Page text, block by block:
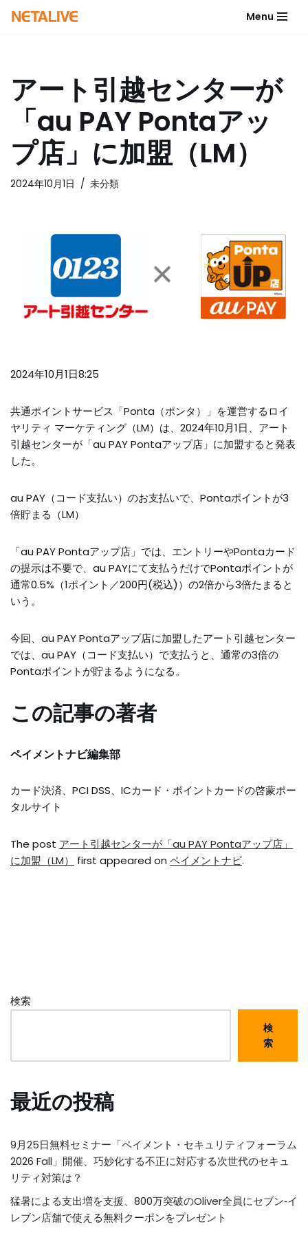
ン
ツ
ッ
プ
Menu
アート引越センターが
「au PAY Pontaアッ
プ店」に加盟（LM）
2024年10月1日 未分類
2024年10月1日8:25
共通ポイントサービス「Ponta（ポンタ）」を運営するロイ
ヤリティ マーケティング（LM）は、2024年10月1日、アート
引越センターが「au PAY Pontaアップ店」に加盟すると発表
した。
au PAY（コード支払い）のお支払いで、Pontaポイントが3
倍貯まる（LM）
「au PAY Pontaアップ店」では、エントリーやPontaカード
の提示は不要で、au PAYにて支払うだけでPontaポイントが
通常0.5%（1ポイント／200円(税込)）の2倍から3倍たまると
いう。
今回、au PAY Pontaアップ店に加盟したアート引越センター
では、au PAY（コード支払い）で支払うと、通常の3倍の
Pontaポイントが貯まるようになる。
この記事の著者
ペイメントナビ編集部
カード決済、PCI DSS、ICカード・ポイントカードの啓蒙ポー
タルサイト
The post アート引越センターが「au PAY Pontaアップ店」
に加盟（LM）
first appeared on ペイメントナビ.
検索
検
索
最近の投稿
9月25日無料セミナー「ペイメント・セキュリティフォーラム
2026 Fall」開催、巧妙化する不正に対応する次世代のセキュ
リティ対策は？
猛暑による支出増を支援、800万突破のOliver全員にセブン‐イ
レブン店舗で使える無料クーポンをプレゼント